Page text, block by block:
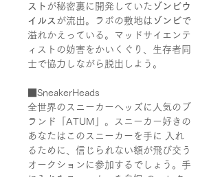
スト が秘密裏に開発していた ゾンビウ
イルス が流出。ラボの敷地は ゾンビで
溢れかえっている。マッドサイエンテ
ィストの妨害をかいくぐり、生存者同
士で協力しながら脱出しよう。
■SneakerHeads
全世界のスニーカーヘッズに人気のブ
ランド「ATUM」。スニーカー好きの
あなたはこのスニーカーを手に 入れ
るために、信じられない額が飛び交う
オークションに参加するでしょう。手